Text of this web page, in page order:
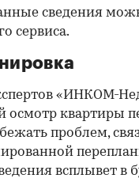
сведения
сервиса.
«ИНКОМ-
осмотр квартиры
проблем,
всплывет в